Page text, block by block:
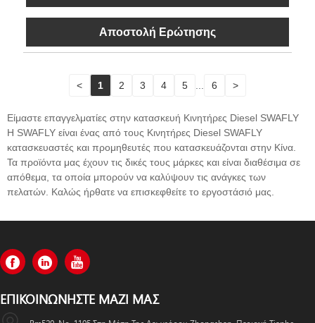
Αποστολή Ερώτησης
< 1 2 3 4 5 6 >
Είμαστε επαγγελματίες στην κατασκευή Κινητήρες Diesel SWAFLY
Η SWAFLY είναι ένας από τους Κινητήρες Diesel SWAFLY
κατασκευαστές και προμηθευτές που κατασκευάζονται στην Κίνα.
Τα προϊόντα μας έχουν τις δικές τους μάρκες και είναι διαθέσιμα σε
απόθεμα, τα οποία μπορούν να καλύψουν τις ανάγκες των
πελατών. Καλώς ήρθατε να επισκεφθείτε το εργοστάσιό μας.
ΕΠΙΚΟΙΝΩΝΉΣΤΕ ΜΑΖΊ ΜΑΣ